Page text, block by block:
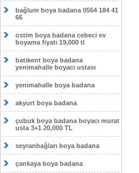
bağlum boya badana 0554 184 41
66
ostim boya badana cebeci ev
boyama fiyatı 19,000 tl
batıkent boya badana
yenimahalle boyacı ustası
yenimahalle boya badana
akyurt boya badana
çubuk boya badana boyacı murat
usta 3+1 20,000 TL
seyranbağları boya badana
çankaya boya badana